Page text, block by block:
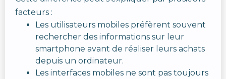
facteurs :
Les utilisateurs mobiles préfèrent souvent
rechercher des informations sur leur
smartphone avant de réaliser leurs achats
depuis un ordinateur.
Les interfaces mobiles ne sont pas toujours